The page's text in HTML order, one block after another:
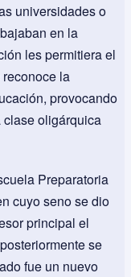
universidades o
en la
les permitiera el
la
provocando
oligárquica
Preparatoria
cuyo seno se dio
principal el
se
fue un nuevo